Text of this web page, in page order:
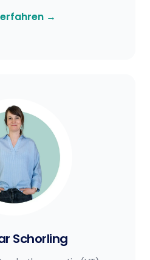
→
Schorling